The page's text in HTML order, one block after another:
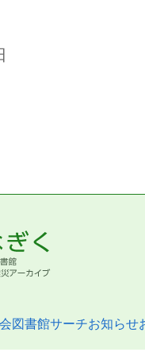
図書館サーチお知らせ